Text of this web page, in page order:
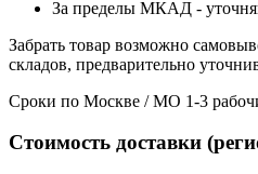
За пределы МКАД -
Забрать товар возможно
складов, предварительно
Сроки по Москве / МО 1-3
Стоимость доставки